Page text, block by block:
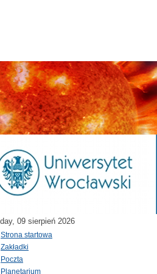
09 sierpień 2026
Strona startowa
Zakładki
Poczta
Planetarium